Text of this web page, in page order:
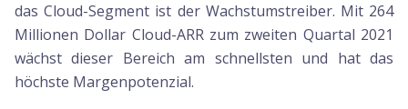
das Cloud-Segment ist der Wachstumstreiber. Mit 264
Millionen Dollar Cloud-ARR zum zweiten Quartal 2021
wächst dieser Bereich am schnellsten und hat das
höchste Margenpotenzial.